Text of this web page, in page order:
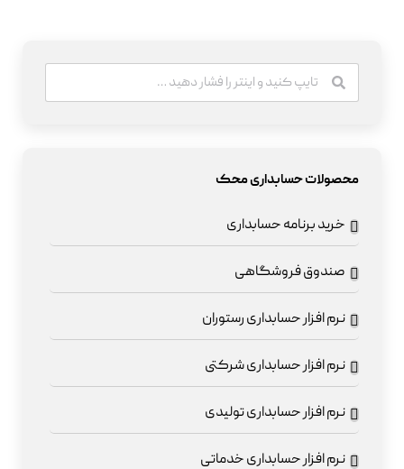
محصولات حسابداری محک
خرید برنامه حسابداری
صندوق فروشگاهی
نرم افزار حسابداری رستوران
نرم افزار حسابداری شرکتی
نرم افزار حسابداری تولیدی
نرم افزار حسابداری خدماتی